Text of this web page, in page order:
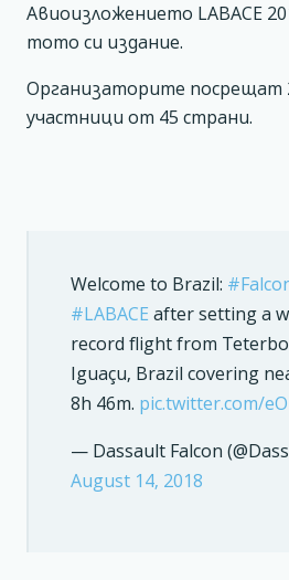
Авиоизложението LABACE
тото си издание.
Организаторите посрещат
участници от 45 страни.
Welcome to Brazil:
#LABACE after setting a
record flight from
Iguaçu, Brazil covering
8h 46m. pic.twitter.com/
— Dassault Falcon
August 14, 2018